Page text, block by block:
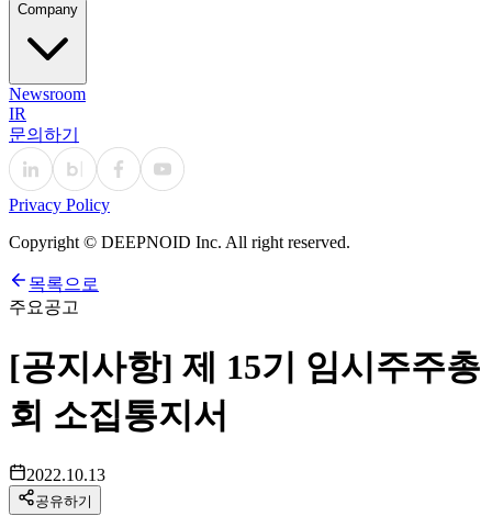
Company
Newsroom
IR
문의하기
Privacy Policy
Copyright © DEEPNOID Inc. All right reserved.
목록으로
주요공고
[공지사항] 제 15기 임시주주총
회 소집통지서
2022.10.13
공유하기